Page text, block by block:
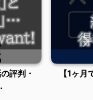
評判・
【1ヶ